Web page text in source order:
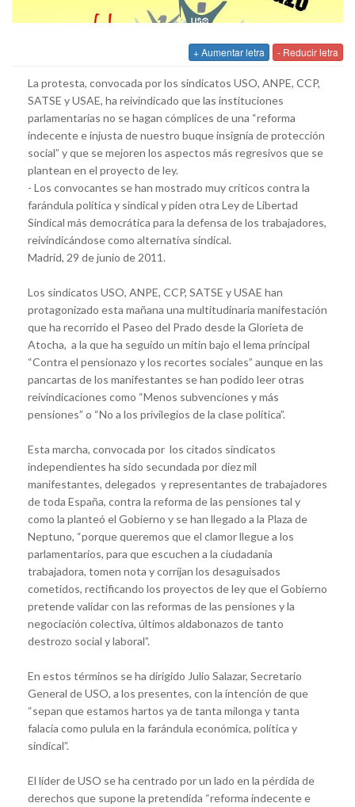
+ Aumentar letra - Reducir letra
La protesta, convocada por los sindicatos USO, ANPE, CCP,
SATSE y USAE, ha reivindicado que las instituciones
parlamentarias no se hagan cómplices de una “reforma
indecente e injusta de nuestro buque insignia de protección
social” y que se mejoren los aspectos más regresivos que se
plantean en el proyecto de ley.
- Los convocantes se han mostrado muy críticos contra la
farándula política y sindical y piden otra Ley de Libertad
Sindical más democrática para la defensa de los trabajadores,
reivindicándose como alternativa sindical.
Madrid, 29 de junio de 2011.
Los sindicatos USO, ANPE, CCP, SATSE y USAE han
protagonizado esta mañana una multitudinaria manifestación
que ha recorrido el Paseo del Prado desde la Glorieta de
Atocha, a la que ha seguido un mitin bajo el lema principal
“Contra el pensionazo y los recortes sociales” aunque en las
pancartas de los manifestantes se han podido leer otras
reivindicaciones como “Menos subvenciones y más
pensiones” o “No a los privilegios de la clase política”.
Esta marcha, convocada por los citados sindicatos
independientes ha sido secundada por diez mil
manifestantes, delegados y representantes de trabajadores
de toda España, contra la reforma de las pensiones tal y
como la planteó el Gobierno y se han llegado a la Plaza de
Neptuno, “porque queremos que el clamor llegue a los
parlamentarios, para que escuchen a la ciudadanía
trabajadora, tomen nota y corrijan los desaguisados
cometidos, rectificando los proyectos de ley que el Gobierno
pretende validar con las reformas de las pensiones y la
negociación colectiva, últimos aldabonazos de tanto
destrozo social y laboral”.
En estos términos se ha dirigido Julio Salazar, Secretario
General de USO, a los presentes, con la intención de que
“sepan que estamos hartos ya de tanta milonga y tanta
falacia como pulula en la farándula económica, política y
sindical”.
El líder de USO se ha centrado por un lado en la pérdida de
derechos que supone la pretendida “reforma indecente e